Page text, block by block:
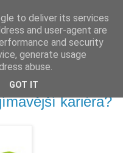
a delší články.
kariéra?
to deliver its services
and user-agent are
and security
generate usage
abuse.
GOT IT